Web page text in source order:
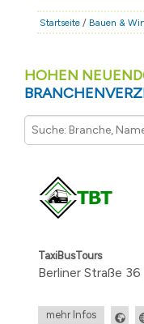
Startseite / Bauen &
HOHEN
TaxiBusTours
Berliner Straße
mehr Infos